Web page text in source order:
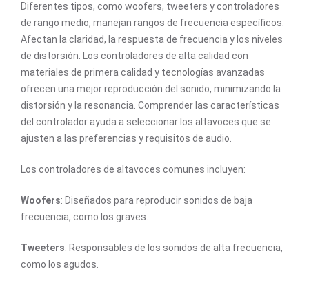
Diferentes tipos, como woofers, tweeters y controladores
de rango medio, manejan rangos de frecuencia específicos.
Afectan la claridad, la respuesta de frecuencia y los niveles
de distorsión. Los controladores de alta calidad con
materiales de primera calidad y tecnologías avanzadas
ofrecen una mejor reproducción del sonido, minimizando la
distorsión y la resonancia. Comprender las características
del controlador ayuda a seleccionar los altavoces que se
ajusten a las preferencias y requisitos de audio.
Los controladores de altavoces comunes incluyen:
Woofers: Diseñados para reproducir sonidos de baja
frecuencia, como los graves.
Tweeters: Responsables de los sonidos de alta frecuencia,
como los agudos.